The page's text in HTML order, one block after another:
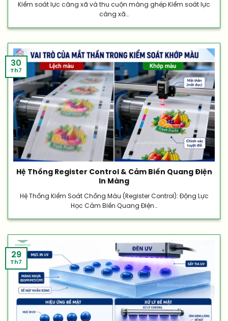
Kiểm soát lực căng xã và thu cuộn màng ghép Kiểm soát lực
căng xã...
Hệ Thống Register Control & Cảm Biến Quang Điện
In Màng
Hệ Thống Kiểm Soát Chồng Màu (Register Control): Động Lực
Học Cảm Biến Quang Điện...
30
Th7
29
Th7